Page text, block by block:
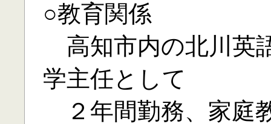
○教育関係
高知市内の北川英
学主任として
２年間勤務、家庭